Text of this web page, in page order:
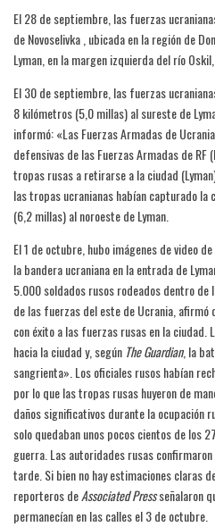
El 28 de septiembre, las fuerzas
de Novoselivka , ubicada en la región de
Lyman, en la margen izquierda del río
El 30 de septiembre, las fuerzas
8 kilómetros (5,0 millas) al sureste de
informó: «Las Fuerzas Armadas de
defensivas de las Fuerzas Armadas de RF
tropas rusas a retirarse a la ciudad
las tropas ucranianas habían capturado la
(6,2 millas) al noroeste de Lyman.
El 1 de octubre, hubo imágenes de video
la bandera ucraniana en la entrada de
5.000 soldados rusos rodeados dentro de
de las fuerzas del este de Ucrania, afirmó
con éxito a las fuerzas rusas en la ciudad.
hacia la ciudad y, según The Guardian, la
sangrienta». Los oficiales rusos habían
por lo que las tropas rusas huyeron de
daños significativos durante la ocupación
solo quedaban unos pocos cientos de los
guerra. Las autoridades rusas
tarde. Si bien no hay estimaciones claras
reporteros deAssociated Pressseñalaron
permanecían en las calles el 3 de octubre.